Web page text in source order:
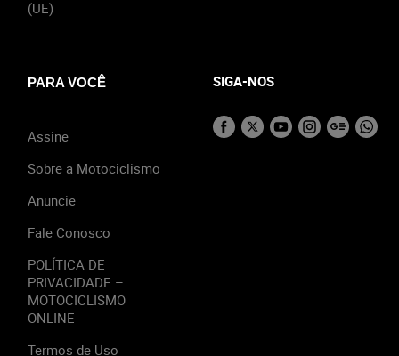
(UE)
PARA VOCÊ
Assine
Sobre a Motociclismo
Anuncie
Fale Conosco
POLÍTICA DE
PRIVACIDADE –
MOTOCICLISMO
ONLINE
Termos de Uso
SIGA-NOS